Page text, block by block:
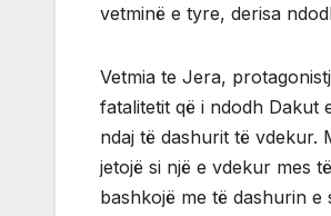
vetminë e tyre, derisa
Vetmia te Jera,
fatalitetit që i ndodh Dakut
ndaj të dashurit të vdekur.
jetojë si një e vdekur mes
bashkojë me të dashurin e